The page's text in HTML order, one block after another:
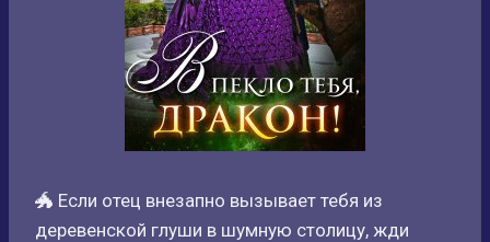
🐲 Если отец внезапно вызывает тебя из
деревенской глуши в шумную столицу, жди